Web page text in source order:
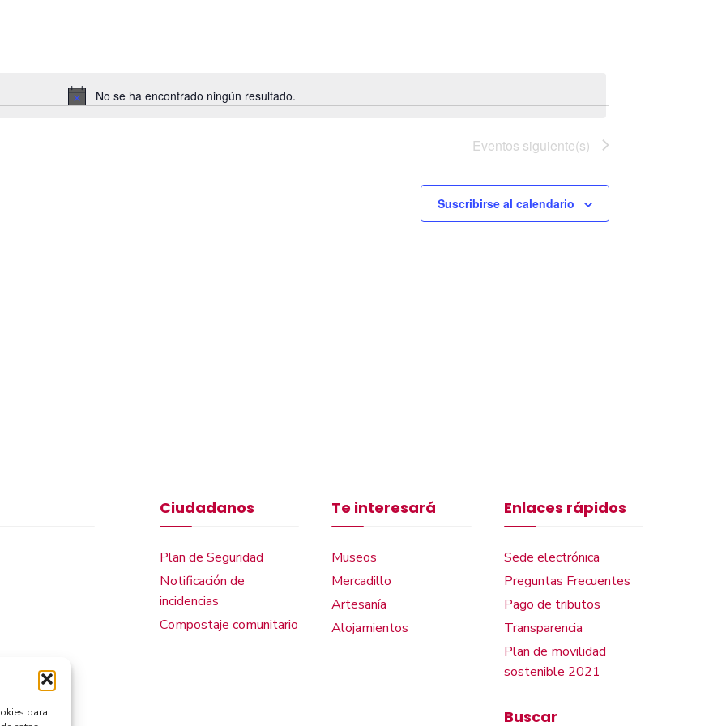
para
Aviso
No se ha encontrado ningún resultado.
Eventos siguiente(s)
Suscribirse al calendario
Ciudadanos
Plan de Seguridad
Notificación de
incidencias
Compostaje comunitario
Te interesará
Museos
Mercadillo
Artesanía
Alojamientos
Enlaces rápidos
Sede electrónica
Preguntas Frecuentes
Pago de tributos
Transparencia
Plan de movilidad
sostenible 2021
Buscar